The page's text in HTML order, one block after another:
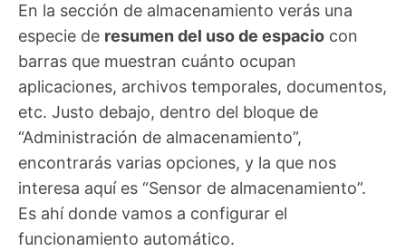
En la sección de almacenamiento verás una
especie de resumen del uso de espacio con
barras que muestran cuánto ocupan
aplicaciones, archivos temporales, documentos,
etc. Justo debajo, dentro del bloque de
“Administración de almacenamiento”,
encontrarás varias opciones, y la que nos
interesa aquí es “Sensor de almacenamiento”.
Es ahí donde vamos a configurar el
funcionamiento automático.